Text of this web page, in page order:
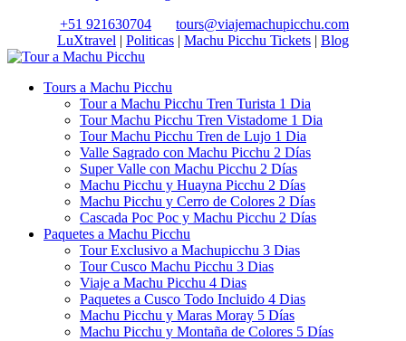
+51 921630704
tours@viajemachupicchu.com
LuXtravel | Politicas | Machu Picchu Tickets | Blog
Tours a Machu Picchu
Tour a Machu Picchu Tren Turista 1 Dia
Tour Machu Picchu Tren Vistadome 1 Dia
Tour Machu Picchu Tren de Lujo 1 Dia
Valle Sagrado con Machu Picchu 2 Días
Super Valle con Machu Picchu 2 Días
Machu Picchu y Huayna Picchu 2 Días
Machu Picchu y Cerro de Colores 2 Días
Cascada Poc Poc y Machu Picchu 2 Días
Paquetes a Machu Picchu
Tour Exclusivo a Machupicchu 3 Dias
Tour Cusco Machu Picchu 3 Dias
Viaje a Machu Picchu 4 Dias
Paquetes a Cusco Todo Incluido 4 Dias
Machu Picchu y Maras Moray 5 Días
Machu Picchu y Montaña de Colores 5 Días